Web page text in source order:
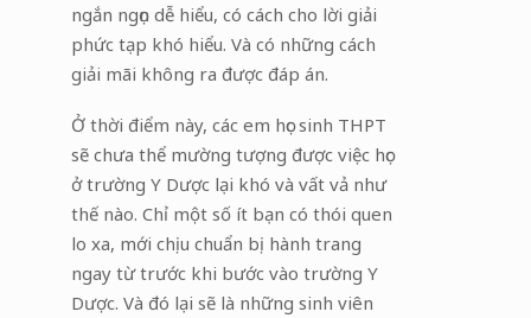
ngắn ngọn dễ hiểu, có cách cho lời giải
phức tạp khó hiểu. Và có những cách
giải mãi không ra được đáp án.
Ở thời điểm này, các em học sinh THPT
sẽ chưa thể mường tượng được việc học
ở trường Y Dược lại khó và vất vả như
thế nào. Chỉ một số ít bạn có thói quen
lo xa, mới chịu chuẩn bị hành trang
ngay từ trước khi bước vào trường Y
Dược. Và đó lại sẽ là những sinh viên